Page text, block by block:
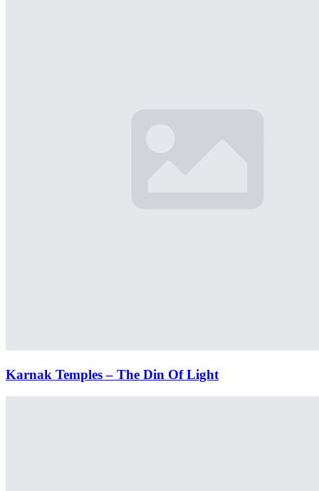
Karnak Temples – The Din Of Light